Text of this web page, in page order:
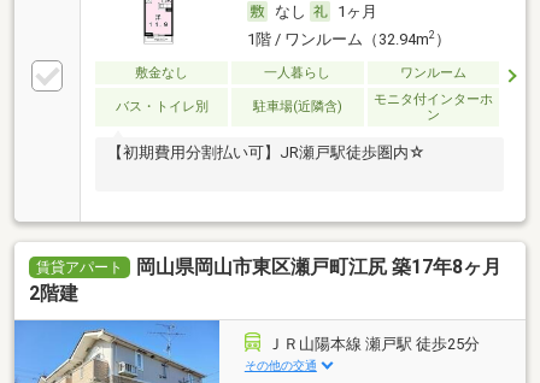
なし
1ヶ月
1階 / ワンルーム（32.94m2）
敷金なし 一人暮らし ワンルーム
バス・トイレ別 駐車場(近隣含)
モニタ付インターホ
ン
【初期費用分割払い可】JR瀬戸駅徒歩圏内☆
賃貸アパート
岡山県岡山市東区瀬戸町江尻 築17年8ヶ月
2階建
ＪＲ山陽本線 瀬戸駅 徒歩25分
その他の交通